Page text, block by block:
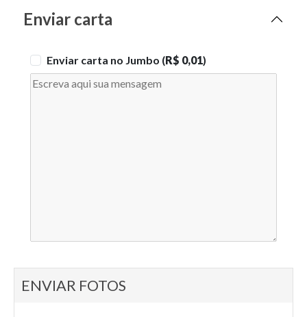
Enviar carta
Enviar carta no Jumbo (R$ 0,01)
ENVIAR FOTOS